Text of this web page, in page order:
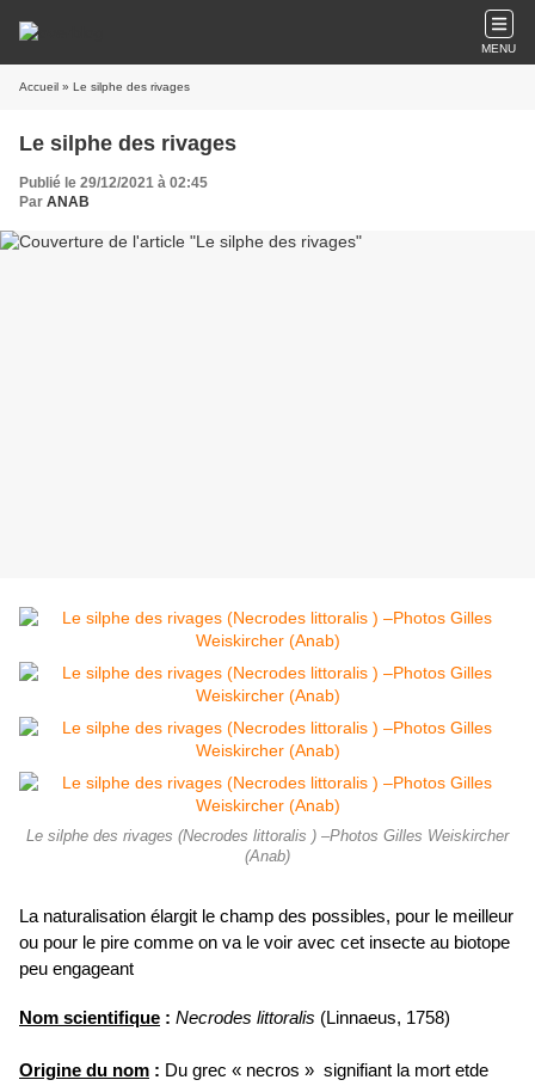
MENU
Accueil » Le silphe des rivages
Le silphe des rivages
Publié le 29/12/2021 à 02:45
Par ANAB
Le silphe des rivages (Necrodes littoralis ) –Photos Gilles Weiskircher
(Anab)
La naturalisation élargit le champ des possibles, pour le meilleur
ou pour le pire comme on va le voir avec cet insecte au biotope
peu engageant
Nom scientifique : Necrodes littoralis (Linnaeus, 1758)
Origine du nom : Du grec « necros » signifiant la mort etde